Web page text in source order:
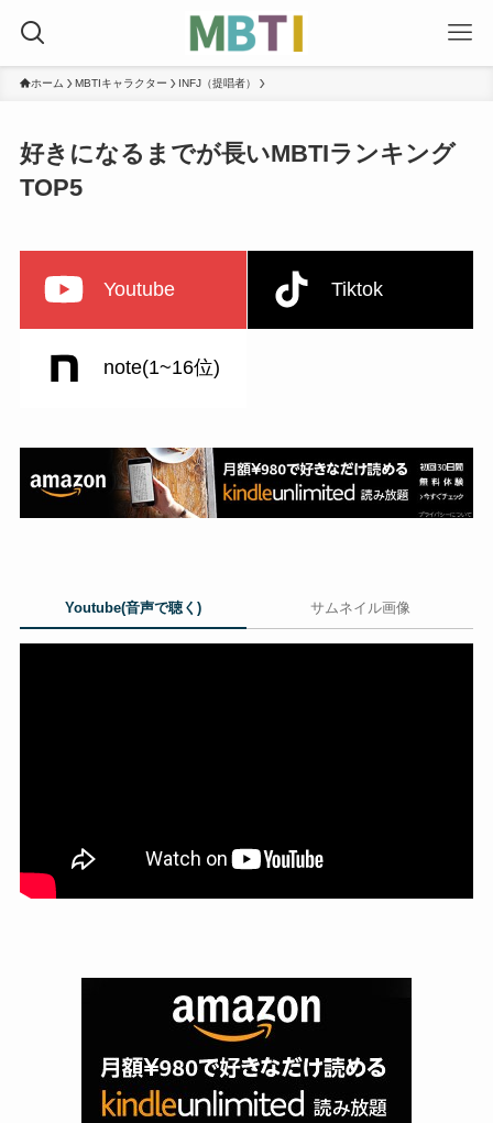
ホーム MBTIキャラクター INFJ（提唱者）
好きになるまでが長いMBTIランキング
TOP5
Youtube Tiktok
note(1~16位)
Youtube(音声で聴く) サムネイル画像